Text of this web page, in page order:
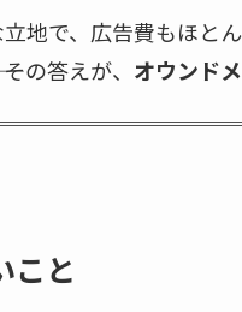
地で、広告費もほと
の答えが、 オウンド
こと